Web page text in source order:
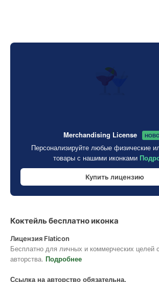
Merchandising License
Персонализируйте любые физические
товары с нашими иконками
Купить лицензию
Коктейль бесплатно иконка
Лицензия Flaticon
Бесплатно для личных и коммерческих целей
авторства. Подробнее
Ссылка на авторство обязательна.